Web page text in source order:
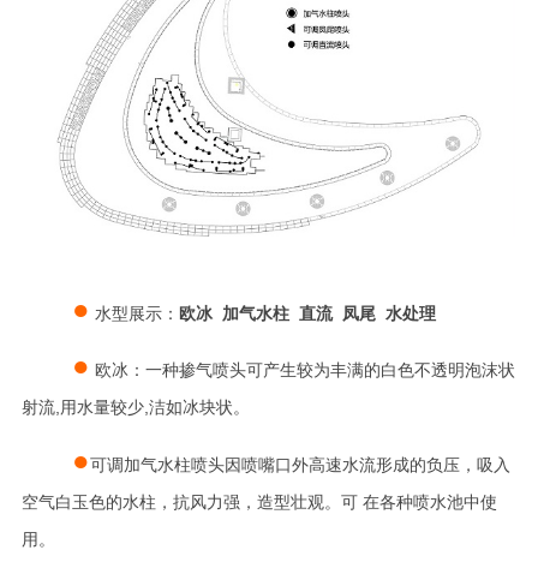
● 水型展示： 欧冰 加气水柱 直流 凤尾 水处理
● 欧冰：一种掺气喷头可产生较为丰满的白色不透明泡沫状
射流,用水量较少,洁如冰块状。
●可调加气水柱喷头因喷嘴口外高速水流形成的负压，吸入
空气白玉色的水柱，抗风力强，造型壮观。可 在各种喷水池中使
用。